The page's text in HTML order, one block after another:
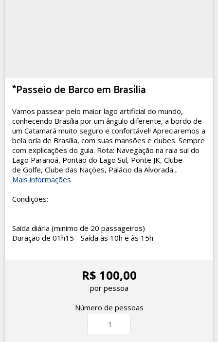
*Passeio de Barco em Brasília
Vamos passear pelo maior lago artificial do mundo,
conhecendo Brasília por um ângulo diferente, a bordo de
um Catamarã muito seguro e confortável! Apreciaremos a
bela orla de Brasília, com suas mansões e clubes. Sempre
com explicações do guia. Rota: Navegação na raia sul do
Lago Paranoá, Pontão do Lago Sul, Ponte JK, Clube
de Golfe, Clube das Nações, Palácio da Alvorada...
Mais informações
Condições:
Saída diária (minimo de 20 passageiros)
Duração de 01h15 - Saída às 10h e às 15h
R$ 100,00
por pessoa
Número de pessoas